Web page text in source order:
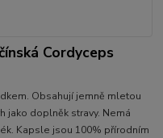
Cordyceps
Obsahují jemně mletou
jako doplněk stravy. Nemá
Kapsle jsou 100% přírodním